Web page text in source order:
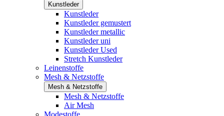
Kunstleder
Kunstleder
Kunstleder gemustert
Kunstleder metallic
Kunstleder uni
Kunstleder Used
Stretch Kunstleder
Leinenstoffe
Mesh & Netzstoffe
Mesh & Netzstoffe
Mesh & Netzstoffe
Air Mesh
Modestoffe